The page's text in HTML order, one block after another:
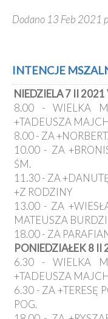
Dodano 13 Feb 2021
INTENCJE
NIEDZIELA 7 II
8.00 - WIELKA
+TADEUSZA
8.00 - ZA
10.00 - ZA
ŚM.
11.30 - ZA
+Z RODZINY
13.00 - ZA
MATEUSZA
18.00 - ZA
PONIEDZIAŁEK 8 II
6.30 - WIELKA
+TADEUSZA
6.30 - ZA +TERESĘ
POG.